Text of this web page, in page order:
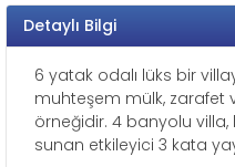
Detaylı Bilgi
6 yatak odalı lüks bir
muhteşem mülk, zarafet
örneğidir. 4 banyolu
sunan etkileyici 3 kata